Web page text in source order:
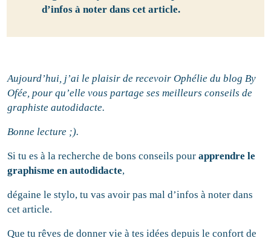
d’infos à noter dans cet article.
Aujourd’hui, j’ai le plaisir de recevoir Ophélie du blog By
Ofée, pour qu’elle vous partage ses meilleurs conseils de
graphiste autodidacte.
Bonne lecture ;).
Si tu es à la recherche de bons conseils pourapprendre le
graphisme en autodidacte,
dégaine le stylo, tu vas avoir pas mal d’infos à noter dans
cet article.
Que tu rêves de donner vie à tes idées depuis le confort de